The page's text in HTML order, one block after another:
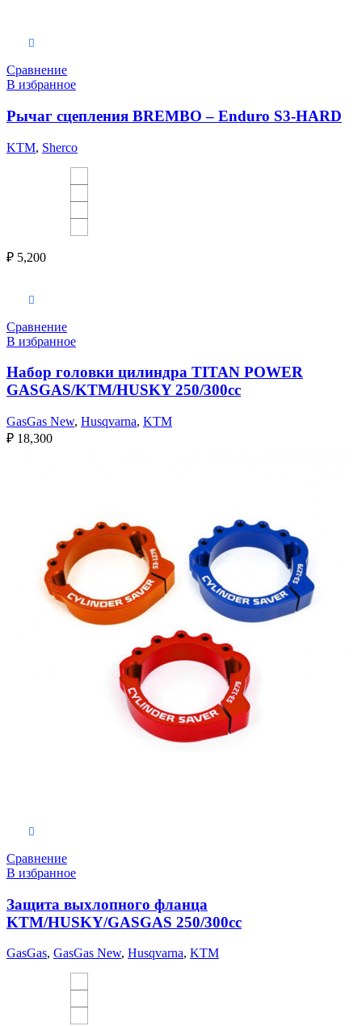
Сравнение
В избранное
Рычаг сцепления BREMBO – Enduro S3-HARD
KTM, Sherco
₽ 5,200
Сравнение
В избранное
Набор головки цилиндра TITAN POWER
GASGAS/KTM/HUSKY 250/300сс
GasGas New, Husqvarna, KTM
₽ 18,300
Сравнение
В избранное
Защита выхлопного фланца
KTM/HUSKY/GASGAS 250/300сс
GasGas, GasGas New, Husqvarna, KTM